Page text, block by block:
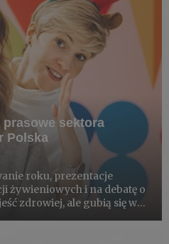
prasowe sektora
Polska
roku, prezentacje
żywieniowych i na debatę o
zdrowiej, ale gubią się w